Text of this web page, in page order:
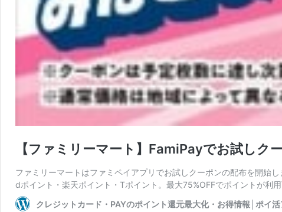
【ファミリーマート】FamiPayでお試しク
ファミリーマートはファミペイアプリでお試しクーポンの配布を開始
dポイント・楽天ポイント・Tポイント。最大75%OFFでポイントが利用
クレジットカード・PAYのポイント還元最大化・お得情報│ポイ